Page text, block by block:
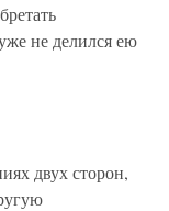
не делился ею
двух сторон,